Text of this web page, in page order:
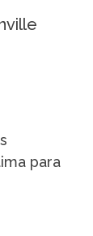
para